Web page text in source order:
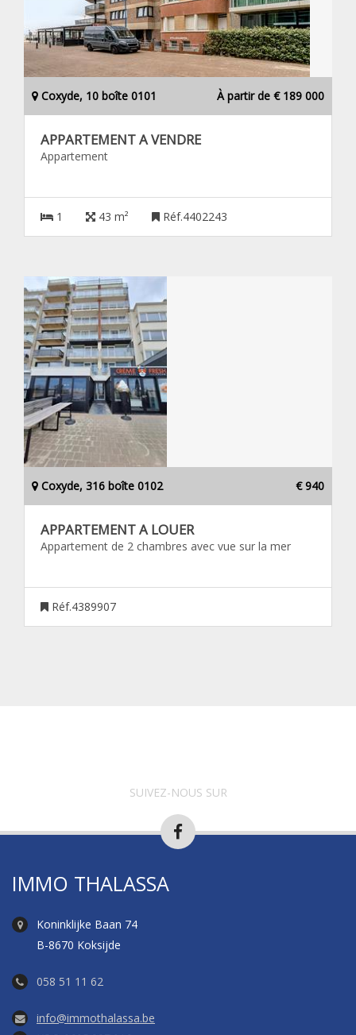
Coxyde, 10 boîte 0101 À partir de € 189 000
APPARTEMENT A VENDRE
Appartement
1 43 m² Réf.4402243
Coxyde, 316 boîte 0102 € 940
APPARTEMENT A LOUER
Appartement de 2 chambres avec vue sur la mer
Réf.4389907
SUIVEZ-NOUS SUR
IMMO THALASSA
Koninklijke Baan 74
B-8670 Koksijde
058 51 11 62
info@immothalassa.be